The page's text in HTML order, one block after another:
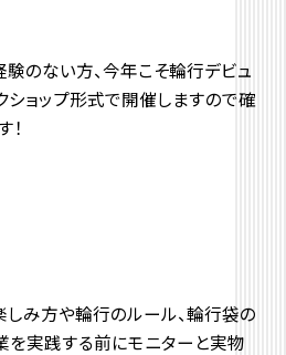
のない方、今年こそ輪行デビュ
ショップ形式で開催しますので確
！
み方や輪行のルール、輪行袋の
実践する前にモニターと実物